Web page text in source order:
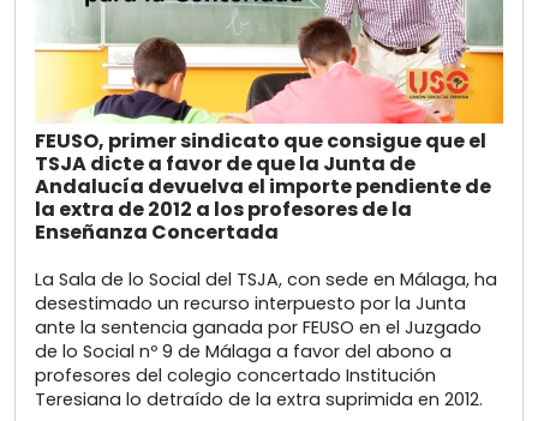
FEUSO, primer sindicato que consigue que el
TSJA dicte a favor de que la Junta de
Andalucía devuelva el importe pendiente de
la extra de 2012 a los profesores de la
Enseñanza Concertada
La Sala de lo Social del TSJA, con sede en Málaga, ha
desestimado un recurso interpuesto por la Junta
ante la sentencia ganada por FEUSO en el Juzgado
de lo Social nº 9 de Málaga a favor del abono a
profesores del colegio concertado Institución
Teresiana lo detraído de la extra suprimida en 2012.